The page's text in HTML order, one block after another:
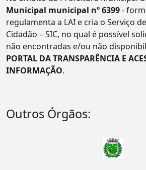
Municipal municipal nº 6399-
regulamenta a LAI e cria o Serviço
Cidadão – SIC, no qual é possível
não encontradas e/ou não
PORTAL DA TRANSPARÊNCIA E
INFORMAÇÃO.
Outros Órgãos: